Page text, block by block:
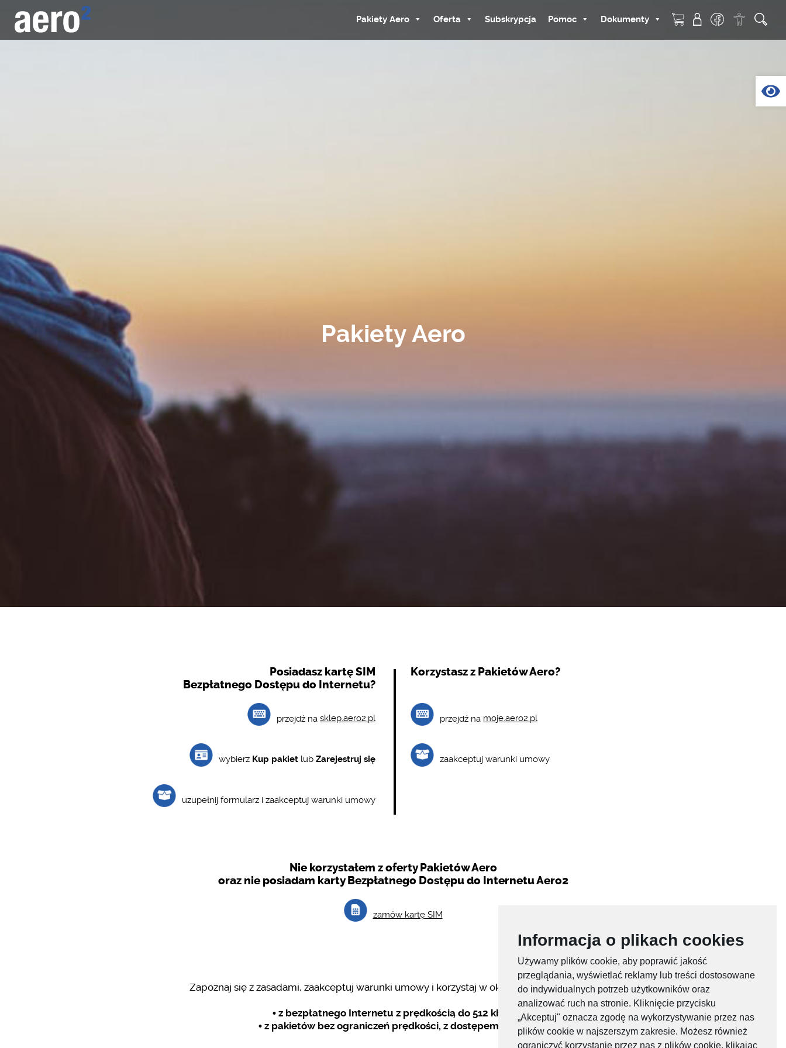
Informacja o plikach cookies
Używamy plików cookie, aby poprawić jakość
przeglądania, wyświetlać reklamy lub treści dostosowane
do indywidualnych potrzeb użytkowników oraz
analizować ruch na stronie. Kliknięcie przycisku
„Akceptuj" oznacza zgodę na wykorzystywanie przez nas
plików cookie w najszerszym zakresie. Możesz również
ograniczyć korzystanie przez nas z plików cookie, klikając
Nawigacja główna
Pakiety Aero Oferta Subskrypcja Pomoc Dokumenty
Pakiety Aero
Posiadasz kartę SIM
Bezpłatnego Dostępu do Internetu?
przejdź na sklep.aero2.pl
wybierz Kup pakiet lub Zarejestruj się
uzupełnij formularz i zaakceptuj warunki umowy
Korzystasz z Pakietów Aero?
przejdź na moje.aero2.pl
zaakceptuj warunki umowy
Nie korzystałem z oferty Pakietów Aero
oraz nie posiadam karty Bezpłatnego Dostępu do Internetu Aero2
zamów kartę SIM
Zapoznaj się z zasadami, zaakceptuj warunki umowy i korzystaj w okresie ważności konta:
• z bezpłatnego Internetu z prędkością do 512 kb/s
• z pakietów bez ograniczeń prędkości, z dostępem do 5G